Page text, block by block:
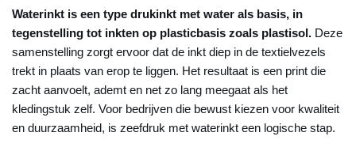
Waterinkt is een type drukinkt met water als basis, in
tegenstelling tot inkten op plasticbasis zoals plastisol. Deze
samenstelling zorgt ervoor dat de inkt diep in de textielvezels
trekt in plaats van erop te liggen. Het resultaat is een print die
zacht aanvoelt, ademt en net zo lang meegaat als het
kledingstuk zelf. Voor bedrijven die bewust kiezen voor kwaliteit
en duurzaamheid, is zeefdruk met waterinkt een logische stap.